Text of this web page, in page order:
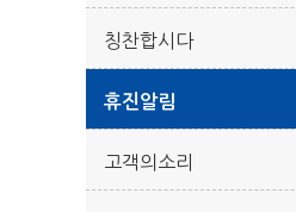
칭찬합시다
휴진알림
고객의소리